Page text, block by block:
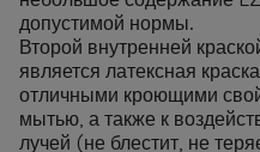
допустимой нормы.
Второй внутренней
является латексная краска
отличными кроющими
мытью, а также к
лучей (не блестит, не